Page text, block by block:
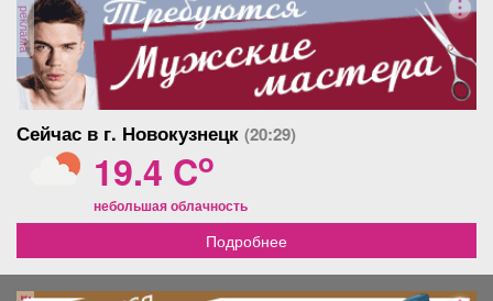
реклама
Сейчас в г. Новокузнецк (20:29)
19.4 Co
небольшая облачность
Подробнее